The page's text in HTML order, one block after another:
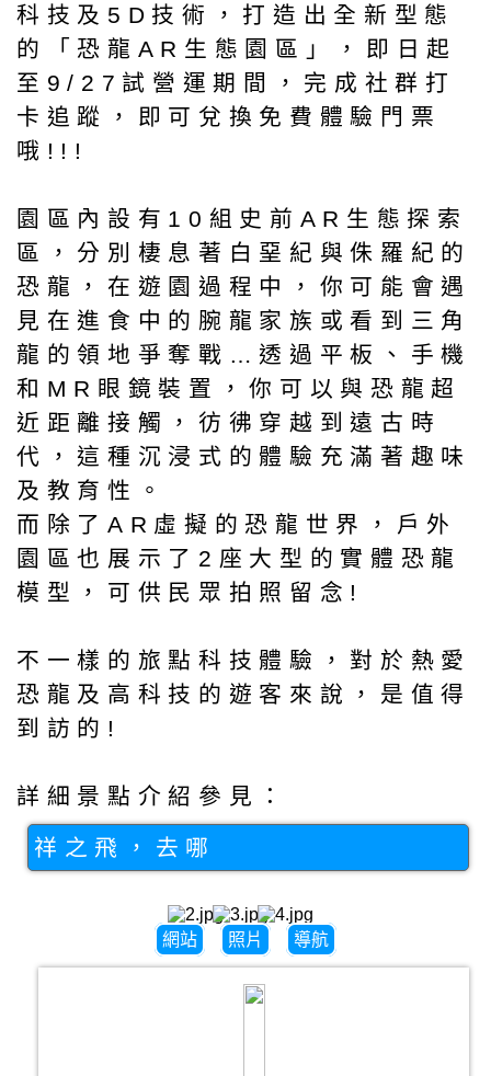
科技及5D技術，打造出全新型態
的「恐龍AR生態園區」，即日起
至9/27試營運期間，完成社群打
卡追蹤，即可兌換免費體驗門票
哦!!!
園區內設有10組史前AR生態探索
區，分別棲息著白堊紀與侏羅紀的
恐龍，在遊園過程中，你可能會遇
見在進食中的腕龍家族或看到三角
龍的領地爭奪戰…透過平板、手機
和MR眼鏡裝置，你可以與恐龍超
近距離接觸，彷彿穿越到遠古時
代，這種沉浸式的體驗充滿著趣味
及教育性。
而除了AR虛擬的恐龍世界，戶外
園區也展示了2座大型的實體恐龍
模型，可供民眾拍照留念!
不一樣的旅點科技體驗，對於熱愛
恐龍及高科技的遊客來說，是值得
到訪的!
詳細景點介紹參見：
祥之飛，去哪
網站 照片 導航